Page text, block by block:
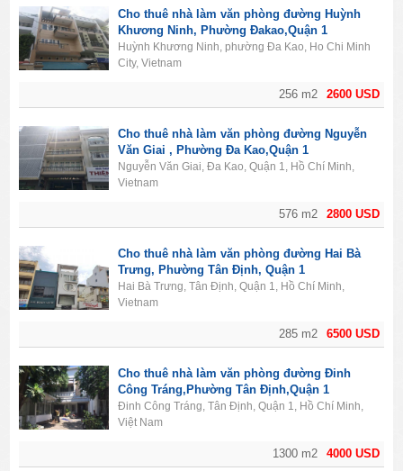
2600 USD
256 m2
Cho thuê nhà làm văn phòng đường Huỳnh
Khương Ninh, Phường Đakao,Quận 1
Huỳnh Khương Ninh, phường Đa Kao, Ho Chi Minh
City, Vietnam
2800 USD
576 m2
Cho thuê nhà làm văn phòng đường Nguyễn
Văn Giai , Phường Đa Kao,Quận 1
Nguyễn Văn Giai, Đa Kao, Quận 1, Hồ Chí Minh,
Vietnam
6500 USD
285 m2
Cho thuê nhà làm văn phòng đường Hai Bà
Trưng, Phường Tân Định, Quận 1
Hai Bà Trưng, Tân Định, Quận 1, Hồ Chí Minh,
Vietnam
4000 USD
1300 m2
Cho thuê nhà làm văn phòng đường Đinh
Công Tráng,Phường Tân Định,Quận 1
Đinh Công Tráng, Tân Định, Quận 1, Hồ Chí Minh,
Việt Nam